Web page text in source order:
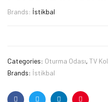
Brands: İstikbal
Categories: Oturma Odası, TV
Brands: İstikbal